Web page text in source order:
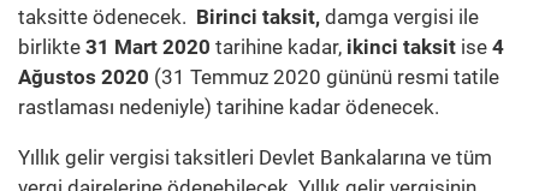
taksitte ödenecek. Birinci taksit, damga vergisi ile
birlikte 31 Mart 2020 tarihine kadar, ikinci taksit ise 4
Ağustos 2020 (31 Temmuz 2020 gününü resmi tatile
rastlaması nedeniyle) tarihine kadar ödenecek.
Yıllık gelir vergisi taksitleri Devlet Bankalarına ve tüm